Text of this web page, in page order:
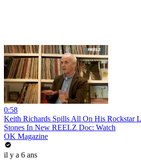
0:58
Keith Richards Spills All On His Rockstar
Stones In New REELZ Doc: Watch
OK Magazine
il y a 6 ans